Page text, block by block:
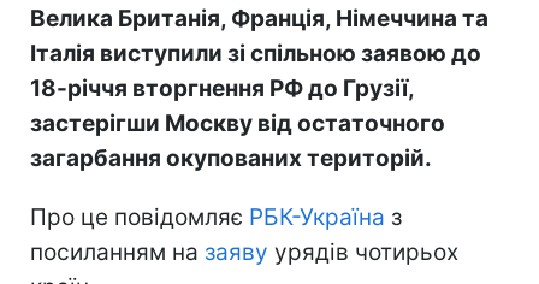
Велика Британія, Франція, Німеччина та
Італія виступили зі спільною заявою до
18-річчя вторгнення РФ до Грузії,
застерігши Москву від остаточного
загарбання окупованих територій.
Про це повідомляє РБК-Україна з
посиланням на заяву урядів чотирьох